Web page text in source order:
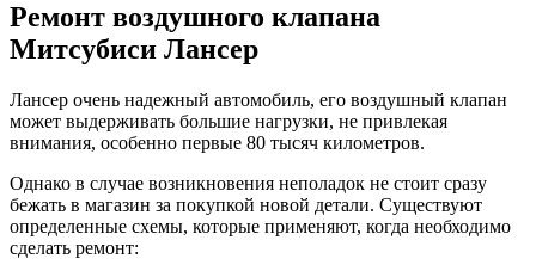
Ремонт воздушного клапана
Митсубиси Лансер
Лансер очень надежный автомобиль, его воздушный клапан
может выдерживать большие нагрузки, не привлекая
внимания, особенно первые 80 тысяч километров.
Однако в случае возникновения неполадок не стоит сразу
бежать в магазин за покупкой новой детали. Существуют
определенные схемы, которые применяют, когда необходимо
сделать ремонт: